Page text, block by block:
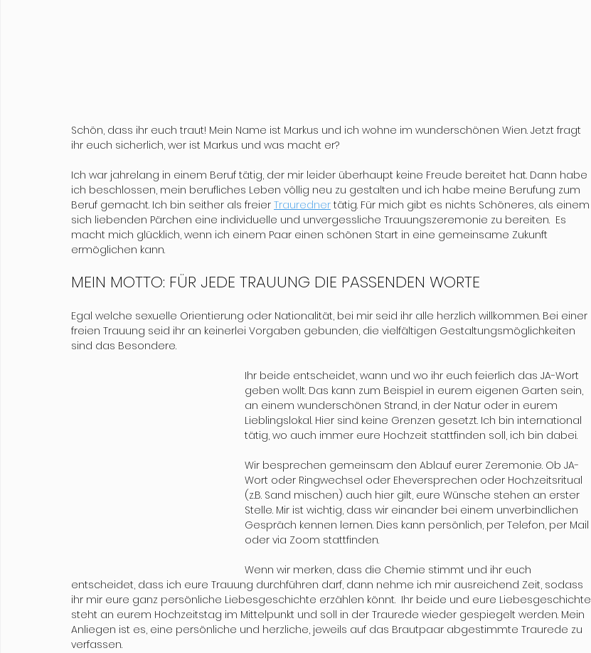
Schön, dass ihr euch traut! Mein Name ist Markus und ich wohne im wunderschönen Wien. Jetzt fragt
ihr euch sicherlich, wer ist Markus und was macht er?
Ich war jahrelang in einem Beruf tätig, der mir leider überhaupt keine Freude bereitet hat. Dann habe
ich beschlossen, mein berufliches Leben völlig neu zu gestalten und ich habe meine Berufung zum
Beruf gemacht. Ich bin seither als freier Trauredner tätig. Für mich gibt es nichts Schöneres, als einem
sich liebenden Pärchen eine individuelle und unvergessliche Trauungszeremonie zu bereiten.  Es
macht mich glücklich, wenn ich einem Paar einen schönen Start in eine gemeinsame Zukunft
ermöglichen kann.
MEIN MOTTO: FÜR JEDE TRAUUNG DIE PASSENDEN WORTE
Egal welche sexuelle Orientierung oder Nationalität, bei mir seid ihr alle herzlich willkommen. Bei einer
freien Trauung seid ihr an keinerlei Vorgaben gebunden, die vielfältigen Gestaltungsmöglichkeiten
sind das Besondere.
Ihr beide entscheidet, wann und wo ihr euch feierlich das JA-Wort
geben wollt. Das kann zum Beispiel in eurem eigenen Garten sein,
an einem wunderschönen Strand, in der Natur oder in eurem
Lieblingslokal. Hier sind keine Grenzen gesetzt. Ich bin international
tätig, wo auch immer eure Hochzeit stattfinden soll, ich bin dabei.
Wir besprechen gemeinsam den Ablauf eurer Zeremonie. Ob JA-
Wort oder Ringwechsel oder Eheversprechen oder Hochzeitsritual
(z.B. Sand mischen) auch hier gilt, eure Wünsche stehen an erster
Stelle. Mir ist wichtig, dass wir einander bei einem unverbindlichen
Gespräch kennen lernen. Dies kann persönlich, per Telefon, per Mail
oder via Zoom stattfinden.
Wenn wir merken, dass die Chemie stimmt und ihr euch
entscheidet, dass ich eure Trauung durchführen darf, dann nehme ich mir ausreichend Zeit, sodass
ihr mir eure ganz persönliche Liebesgeschichte erzählen könnt.  Ihr beide und eure Liebesgeschichte
steht an eurem Hochzeitstag im Mittelpunkt und soll in der Traurede wieder gespiegelt werden. Mein
Anliegen ist es, eine persönliche und herzliche, jeweils auf das Brautpaar abgestimmte Traurede zu
verfassen.